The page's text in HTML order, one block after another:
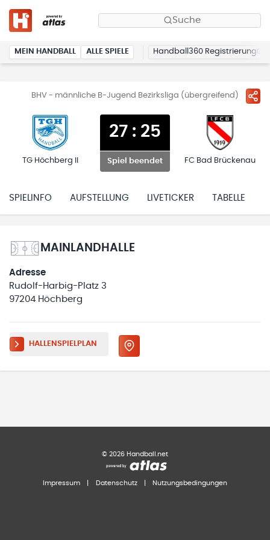
Suche
MEIN HANDBALL ALLE SPIELE Handball360 Registrierung
BHV - männliche B-Jugend Bezirksliga (übergreifend)
TG Höchberg II
27 : 25
Spiel beendet FC Bad Brückenau
SPIELINFO AUFSTELLUNG LIVETICKER TABELLE
MAINLANDHALLE
Adresse
Rudolf-Harbig-Platz 3
97204 Höchberg
HALLENSPIELPLAN
© 2026 Handball.net
Impressum Datenschutz Nutzungsbedingungen